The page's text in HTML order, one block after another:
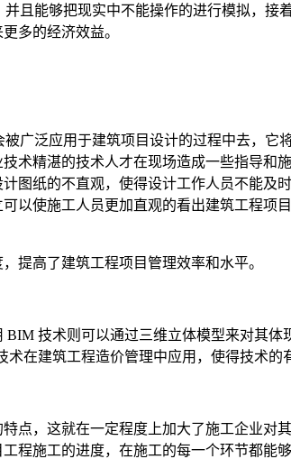
且能够把现实中不能操作的进行模拟，
多的经济效益。
广泛应用于建筑项目设计的过程中去，
术精湛的技术人才在现场造成一些指导
图纸的不直观，使得设计工作人员不能
以使施工人员更加直观的看出建筑工程
提高了建筑工程项目管理效率和水平。
技术则可以通过三维立体模型来对其
在建筑工程造价管理中应用，使得技术的
点，这就在一定程度上加大了施工企业
程施工的进度，在施工的每一个环节都